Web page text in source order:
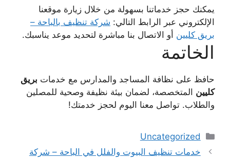
يمكنك حجز خدماتنا بسهولة من خلال زيارة موقعنا
الإلكتروني عبر الرابط التالي: شركة تنظيف بالباحة –
بريق كليين أو الاتصال بنا مباشرة لتحديد موعد يناسبك.
الخاتمة
حافظ على نظافة المساجد والمدارس مع خدمات بريق
كليين المتخصصة، لضمان بيئة نظيفة وصحية للمصلين
والطلاب. تواصل معنا اليوم لحجز خدمتك!
التصنيفات
Uncategorized
خدمات تنظيف البيوت والفلل في الباحة – شركة